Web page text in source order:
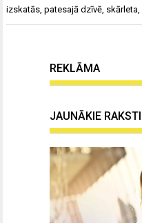
izskatās ,patesajā dzīvē skārleta
REKLĀMA
JAUNĀKIE RAKSTI